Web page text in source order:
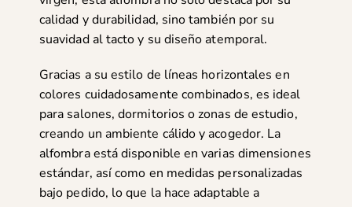
calidad y durabilidad, sino también por su
suavidad al tacto y su diseño atemporal.
Gracias a su estilo de líneas horizontales en
colores cuidadosamente combinados, es ideal
para salones, dormitorios o zonas de estudio,
creando un ambiente cálido y acogedor. La
alfombra está disponible en varias dimensiones
estándar, así como en medidas personalizadas
bajo pedido, lo que la hace adaptable a